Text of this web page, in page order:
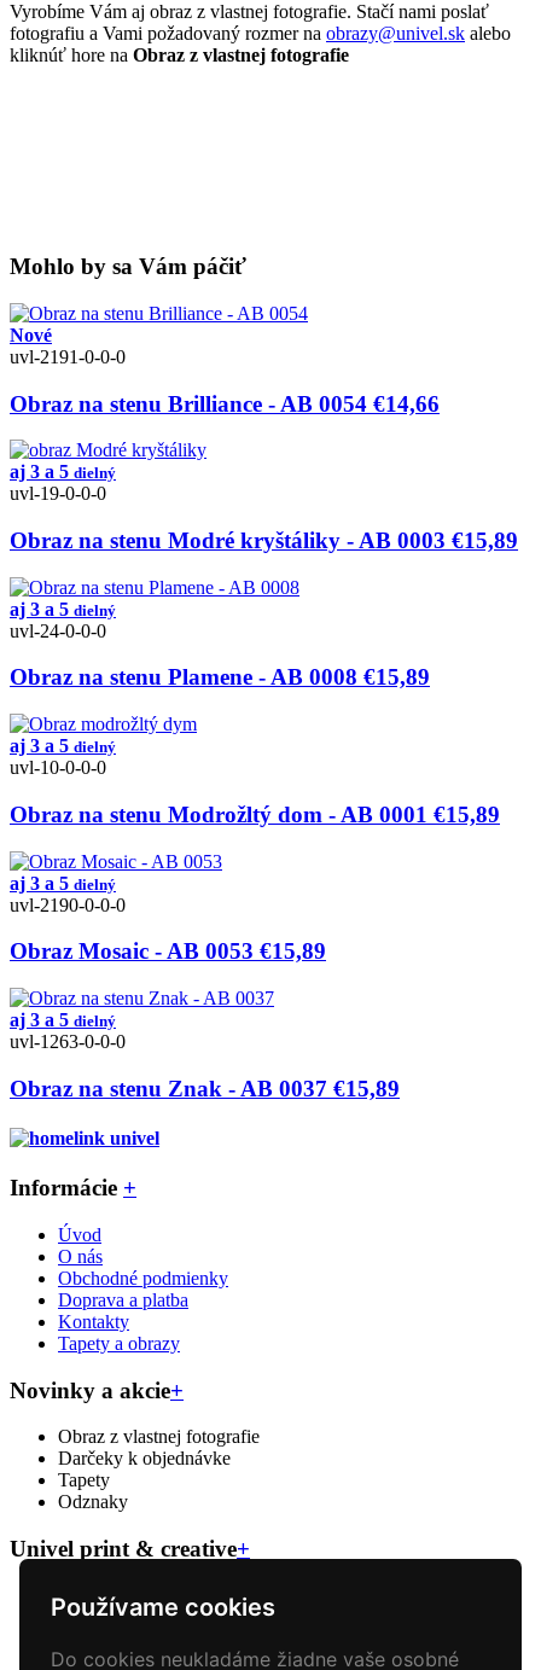
Používame cookies
Do cookies neukladáme žiadne vaše osobné
Vyrobíme Vám aj obraz z vlastnej fotografie. Stačí nami poslať
fotografiu a Vami požadovaný rozmer na obrazy@univel.sk alebo
kliknúť hore na Obraz z vlastnej fotografie
Mohlo by sa Vám páčiť
Nové
uvl-2191-0-0-0
Obraz na stenu Brilliance - AB 0054 €14,66
aj 3 a 5 dielný
uvl-19-0-0-0
Obraz na stenu Modré kryštáliky - AB 0003 €15,89
aj 3 a 5 dielný
uvl-24-0-0-0
Obraz na stenu Plamene - AB 0008 €15,89
aj 3 a 5 dielný
uvl-10-0-0-0
Obraz na stenu Modrožltý dom - AB 0001 €15,89
aj 3 a 5 dielný
uvl-2190-0-0-0
Obraz Mosaic - AB 0053 €15,89
aj 3 a 5 dielný
uvl-1263-0-0-0
Obraz na stenu Znak - AB 0037 €15,89
Informácie +
Úvod
O nás
Obchodné podmienky
Doprava a platba
Kontakty
Tapety a obrazy
Novinky a akcie+
Obraz z vlastnej fotografie
Darčeky k objednávke
Tapety
Odznaky
Univel print & creative+
Veľkoformátova tlač
Reklamný textil
Polepy áut